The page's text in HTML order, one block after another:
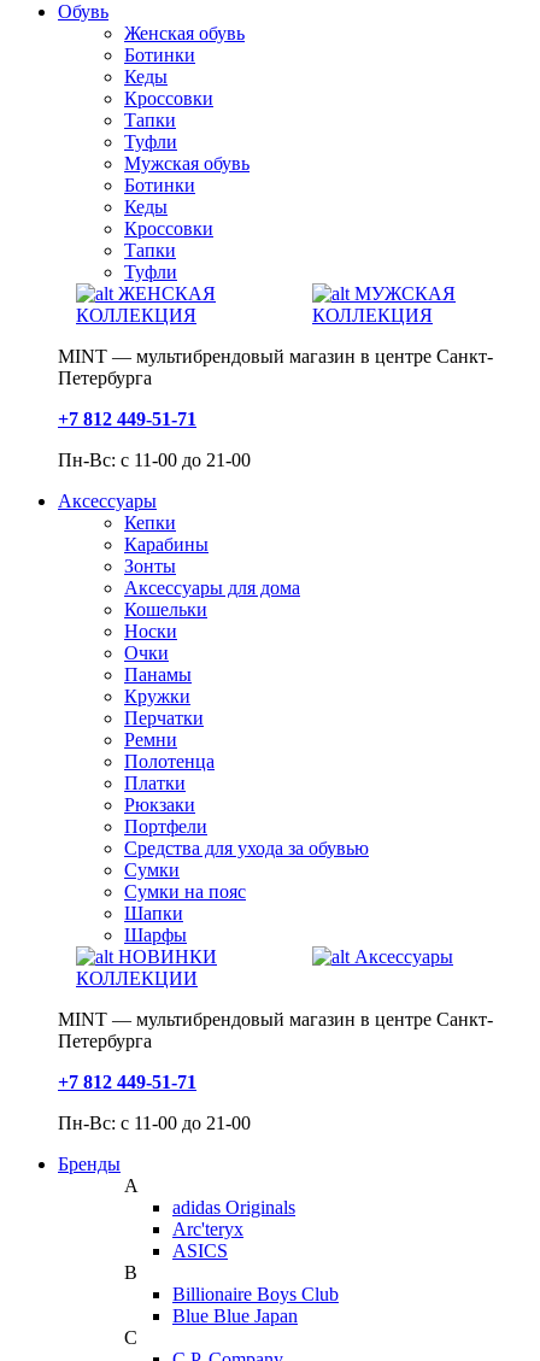
Обувь
Женская обувь
Ботинки
Кеды
Кроссовки
Тапки
Туфли
Мужская обувь
Ботинки
Кеды
Кроссовки
Тапки
Туфли
ЖЕНСКАЯ
КОЛЛЕКЦИЯ
МУЖСКАЯ
КОЛЛЕКЦИЯ
MINT — мультибрендовый магазин в центре Санкт-
Петербурга
+7 812 449-51-71
Пн-Вс: с 11-00 до 21-00
Аксессуары
Кепки
Карабины
Зонты
Аксессуары для дома
Кошельки
Носки
Очки
Панамы
Кружки
Перчатки
Ремни
Полотенца
Платки
Рюкзаки
Портфели
Средства для ухода за обувью
Сумки
Сумки на пояс
Шапки
Шарфы
НОВИНКИ
КОЛЛЕКЦИИ
Аксессуары
MINT — мультибрендовый магазин в центре Санкт-
Петербурга
+7 812 449-51-71
Пн-Вс: с 11-00 до 21-00
Бренды
A
adidas Originals
Arc'teryx
ASICS
B
Billionaire Boys Club
Blue Blue Japan
C